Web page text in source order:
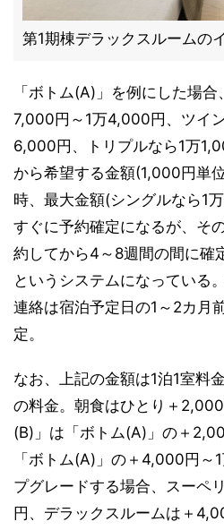
第1期棟デラックスルームの
「ボトム(A)」を例にした場
7,000円～1万4,000円、ツイ
6,000円、トリプルなら1万
から希望する金額(1,000円単
時、最大金額(シングルなら1
すぐに予約確定になるが、そ
約してから4～8週間の間に確
というシステムになっている
連絡は宿泊予定日の1～2カ月
定。
なお、上記の金額は1泊1室料
の料金。朝食はひとり＋
(B)」は「ボトム(A)」の＋
「ボトム(A)」の＋4,000円～
プグレードする場合、スーペ
円、デラックスルームは＋